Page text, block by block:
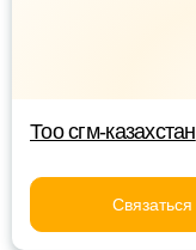
Тоо сгм-казахстан
Связаться